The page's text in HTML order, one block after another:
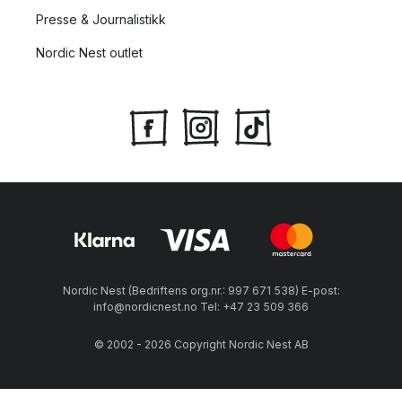
Presse & Journalistikk
Nordic Nest outlet
Nordic Nest (Bedriftens org.nr.: 997 671 538) E-post:
info@nordicnest.no Tel: +47 23 509 366
© 2002 - 2026 Copyright Nordic Nest AB